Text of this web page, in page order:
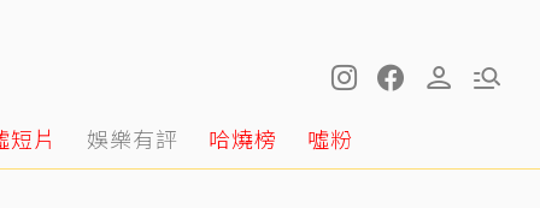
短片 娛樂有評 哈燒榜 噓粉